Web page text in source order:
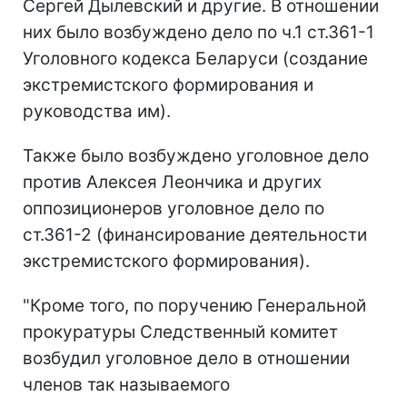
Сергей Дылевский и другие. В отношении
них было возбуждено дело по ч.1 ст.361-1
Уголовного кодекса Беларуси (создание
экстремистского формирования и
руководства им).
Также было возбуждено уголовное дело
против Алексея Леончика и других
оппозиционеров уголовное дело по
ст.361-2 (финансирование деятельности
экстремистского формирования).
"Кроме того, по поручению Генеральной
прокуратуры Следственный комитет
возбудил уголовное дело в отношении
членов так называемого